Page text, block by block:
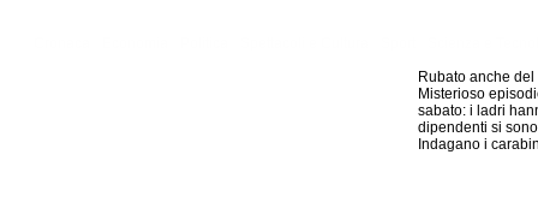
Rubato anche
Misterioso
sabato: i ladri
dipendenti si
Indagano i